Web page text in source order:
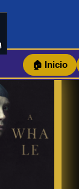
🏠 Inicio